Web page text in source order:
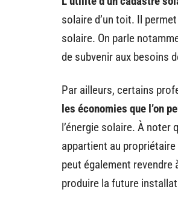
solaire d’un toit. Il
solaire. On parle
de subvenir aux besoins
Par ailleurs, certains
les économies que l’on
l’énergie solaire. À noter
appartient au
peut également revendre
produire la future